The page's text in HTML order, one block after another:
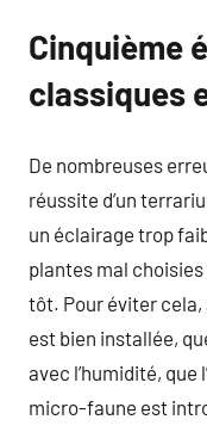
Cinquième
classiques
De nombreuses
réussite d’un
un éclairage trop
plantes mal
tôt. Pour éviter
est bien installée,
avec l’humidité, que
micro-faune est